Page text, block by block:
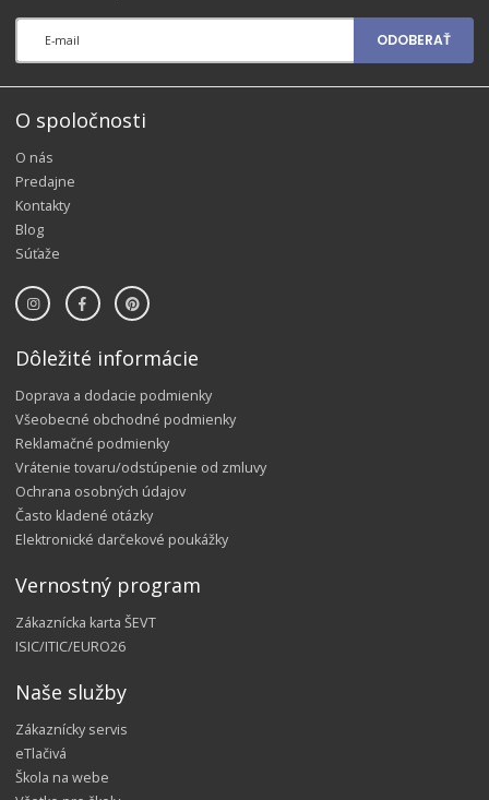
ODOBERAŤ
O spoločnosti
O nás
Predajne
Kontakty
Blog
Súťaže
Dôležité informácie
Doprava a dodacie podmienky
Všeobecné obchodné podmienky
Reklamačné podmienky
Vrátenie tovaru/odstúpenie od zmluvy
Ochrana osobných údajov
Často kladené otázky
Elektronické darčekové poukážky
Vernostný program
Zákaznícka karta ŠEVT
ISIC/ITIC/EURO26
Naše služby
Zákaznícky servis
eTlačivá
Škola na webe